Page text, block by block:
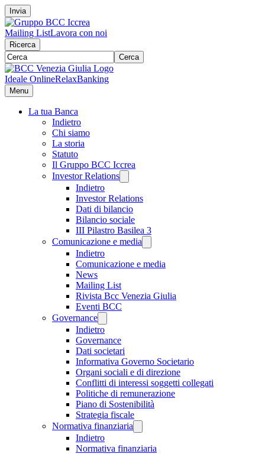
Invia
Mailing ListLavora con noi
Ricerca
Cerca
Ideale OnlineRelaxBanking
Menu
La tua Banca
Indietro
Chi siamo
La storia
Statuto
Il Gruppo BCC Iccrea
Investor Relations
Indietro
Investor Relations
Dati di bilancio
Bilancio sociale
III Pilastro Basilea 3
Comunicazione e media
Indietro
Comunicazione e media
News
Mailing List
Rivista Bcc Venezia Giulia
Eventi BCC
Governance
Indietro
Governance
Dati societari
Informativa Governo Societario
Organi sociali e di direzione
Conflitti di interessi soggetti collegati
Politiche di remunerazione
Piano di Sostenibilità
Strategia fiscale
Normativa finanziaria
Indietro
Normativa finanziaria